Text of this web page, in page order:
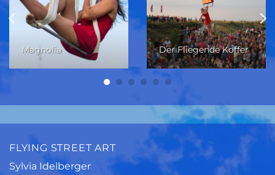
Magnolia Der Fliegende Koffer
FLYING STREET ART
Sylvia Idelberger